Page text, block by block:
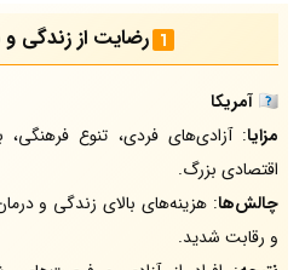
رضایت از زندگی
🇺🇸 آمریکا
مزایا: آزادی‌های فردی، تنوع
اقتصادی بزرگ.
چالش‌ها: هزینه‌های بالای زندگی و
و رقابت شدید.